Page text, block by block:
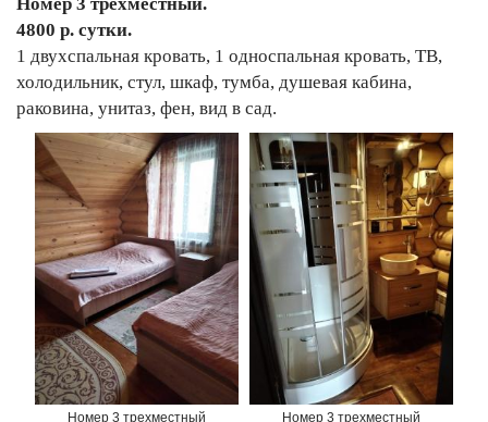
4800 р. сутки.
1 двухспальная кровать, 1 односпальная кровать, ТВ,
холодильник, стул, шкаф, тумба, душевая кабина,
раковина, унитаз, фен, вид в сад.
Номер 3 трехместный Номер 3 трехместный